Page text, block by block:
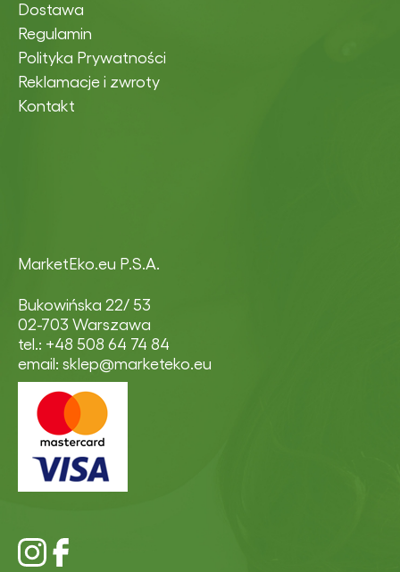
MarketEko.eu P.S.A.
Bukowińska 22/ 53
02-703 Warszawa
tel.: +48 508 64 74 84
email: sklep@marketeko.eu
Dostawa
Regulamin
Polityka Prywatności
Reklamacje i zwroty
Kontakt